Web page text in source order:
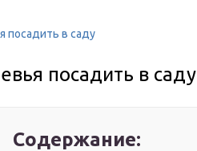
посадить в саду
посадить в саду
Содержание: